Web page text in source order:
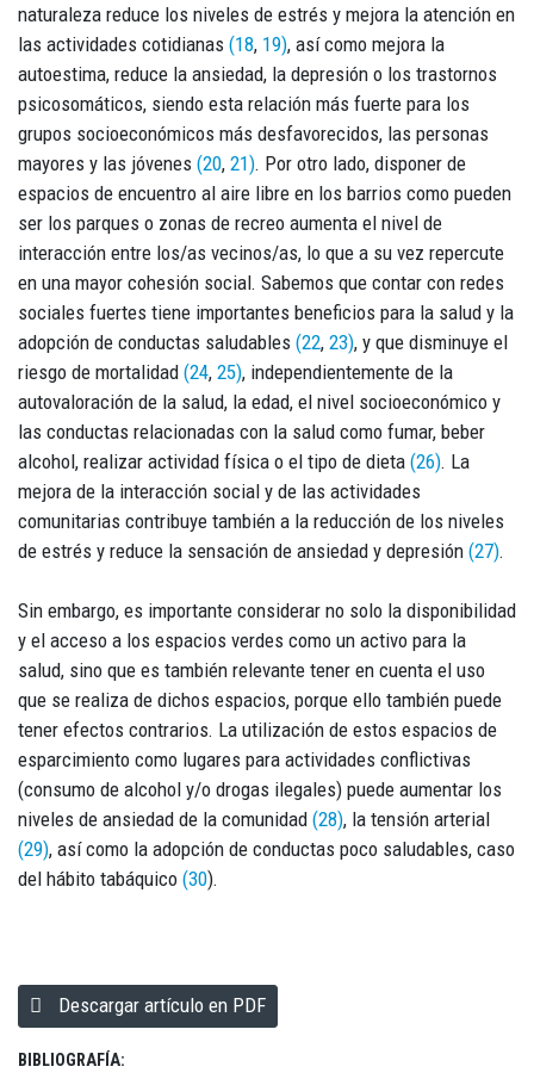
naturaleza reduce los niveles de estrés y mejora la atención en
las actividades cotidianas (18, 19), así como mejora la
autoestima, reduce la ansiedad, la depresión o los trastornos
psicosomáticos, siendo esta relación más fuerte para los
grupos socioeconómicos más desfavorecidos, las personas
mayores y las jóvenes (20, 21). Por otro lado, disponer de
espacios de encuentro al aire libre en los barrios como pueden
ser los parques o zonas de recreo aumenta el nivel de
interacción entre los/as vecinos/as, lo que a su vez repercute
en una mayor cohesión social. Sabemos que contar con redes
sociales fuertes tiene importantes beneficios para la salud y la
adopción de conductas saludables (22, 23), y que disminuye el
riesgo de mortalidad (24, 25), independientemente de la
autovaloración de la salud, la edad, el nivel socioeconómico y
las conductas relacionadas con la salud como fumar, beber
alcohol, realizar actividad física o el tipo de dieta (26). La
mejora de la interacción social y de las actividades
comunitarias contribuye también a la reducción de los niveles
de estrés y reduce la sensación de ansiedad y depresión (27).
Sin embargo, es importante considerar no solo la disponibilidad
y el acceso a los espacios verdes como un activo para la
salud, sino que es también relevante tener en cuenta el uso
que se realiza de dichos espacios, porque ello también puede
tener efectos contrarios. La utilización de estos espacios de
esparcimiento como lugares para actividades conflictivas
(consumo de alcohol y/o drogas ilegales) puede aumentar los
niveles de ansiedad de la comunidad (28), la tensión arterial
(29), así como la adopción de conductas poco saludables, caso
del hábito tabáquico (30).
Descargar artículo en PDF
BIBLIOGRAFÍA: